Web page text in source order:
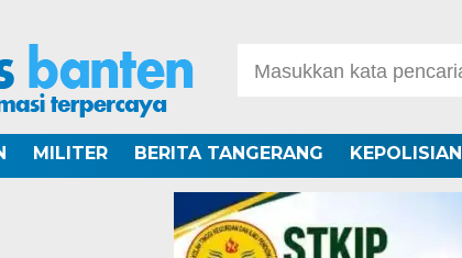
MILITER BERITA TANGERANG KEPOLISIAN